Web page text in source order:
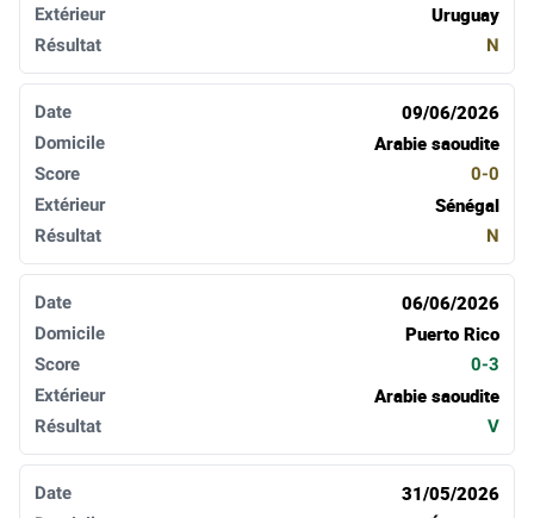
Uruguay
N
09/06/2026
Arabie saoudite
0-0
Sénégal
N
06/06/2026
Puerto Rico
0-3
Arabie saoudite
V
31/05/2026